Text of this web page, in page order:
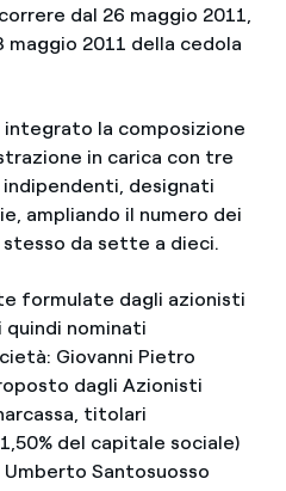
dal 26 maggio 2011,
2011 della cedola
integrato la composizione
in carica con tre
designati
ampliando il numero dei
da sette a dieci.
formulate dagli azionisti
quindi nominati
Giovanni Pietro
dagli Azionisti
titolari
del capitale sociale)
Umberto Santosuosso